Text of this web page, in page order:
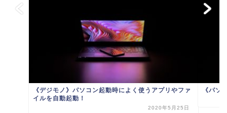
《デジモノ》パソコン起動時によく使うアプリやファ
イルを自動起動！
2020年5月25日
《パ